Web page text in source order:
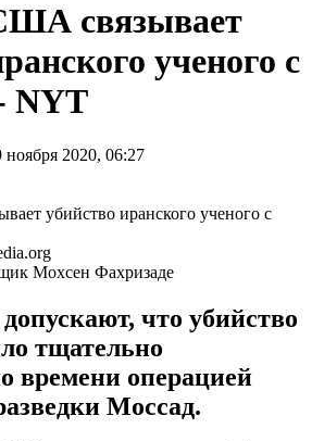
связывает
ученого с
NYT
2020, 06:27
Мохсен Фахризаде
что убийство
тщательно
времени операцией
Моссад.